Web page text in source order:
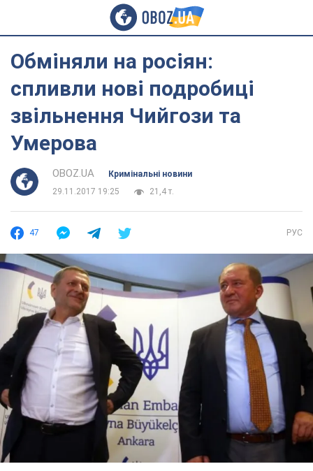
Обміняли на росіян:
спливли нові подробиці
звільнення Чийгози та
Умерова
OBOZ.UA
Кримінальні новини
29.11.2017 19:25
21,4 т.
47 РУС